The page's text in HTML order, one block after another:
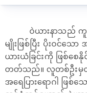
ဝဲယားနာသည်
မျိုးဖြစ်ပြီး ပိုးဝင်သေ
ယားယံခြင်းကို ဖြစ်
တတ်သည်။ လူတစ်ဦးမှ
အရေပြားရောဂါ ဖြစ်